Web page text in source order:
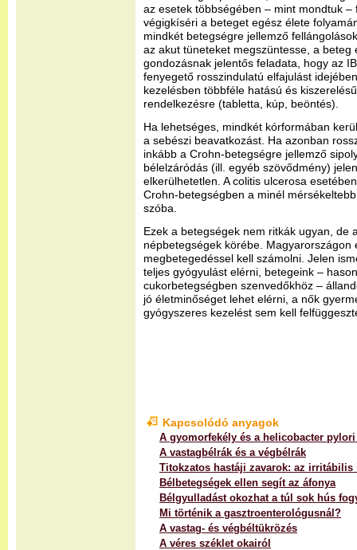
az esetek többségében – mint mondtuk –
végigkíséri a beteget egész élete
mindkét betegségre jellemző
az akut tüneteket megszüntesse, a beteg
gondozásnak jelentős feladata, hogy az
fenyegető rosszindulatú elfajulást
kezelésben többféle hatású és
rendelkezésre (tabletta, kúp, beöntés).
Ha lehetséges, mindkét kórformában
a sebészi beavatkozást. Ha azonban
inkább a Crohn-betegségre jellemző
bélelzáródás (ill. egyéb szövődmény)
elkerülhetetlen. A colitis ulcerosa
Crohn-betegségben a minél
szóba.
Ezek a betegségek nem ritkák ugyan, de
népbetegségek körébe. Magyarországon
megbetegedéssel kell számolni. Jelen
teljes gyógyulást elérni, betegeink –
cukorbetegségben szenvedőkhöz –
jó életminőséget lehet elérni, a nők
gyógyszeres kezelést sem kell
Kapcsolódó anyagok
A gyomorfekély és a helicobacter
A vastagbélrák és a végbélrák
Titokzatos hastáji zavarok: az irritábilis
Bélbetegségek ellen segít az áfonya
Bélgyulladást okozhat a túl sok hús
Mi történik a gasztroenterológusnál?
A vastag- és végbéltükrözés
A véres széklet okairól